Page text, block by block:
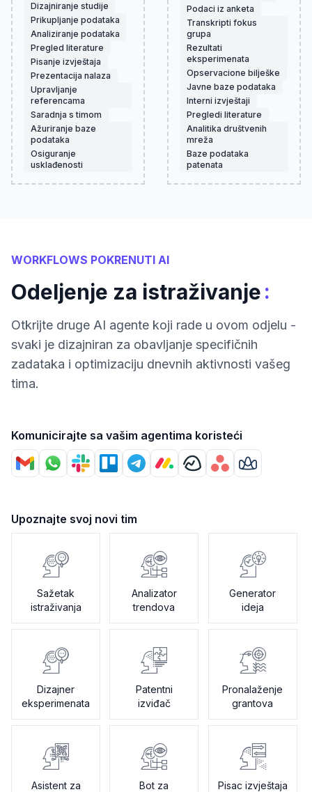
Dizajniranje studije
Prikupljanje podataka
Analiziranje podataka
Pregled literature
Pisanje izvještaja
Prezentacija nalaza
Upravljanje
referencama
Saradnja s timom
Ažuriranje baze
podataka
Osiguranje
usklađenosti
Podaci iz anketa
Transkripti fokus
grupa
Rezultati
eksperimenata
Opservacione bilješke
Javne baze podataka
Interni izvještaji
Pregledi literature
Analitika društvenih
mreža
Baze podataka
patenata
WORKFLOWS POKRENUTI AI
Odeljenje za istraživanje:
Otkrijte druge AI agente koji rade u ovom odjelu -
svaki je dizajniran za obavljanje specifičnih
zadataka i optimizaciju dnevnih aktivnosti vašeg
tima.
Komunicirajte sa vašim agentima koristeći
Upoznajte svoj novi tim
Sažetak
istraživanja
Analizator
trendova
Generator
ideja
Dizajner
eksperimenata
Patentni
izviđač
Pronalaženje
grantova
Asistent za
Bot za
Pisac izvještaja